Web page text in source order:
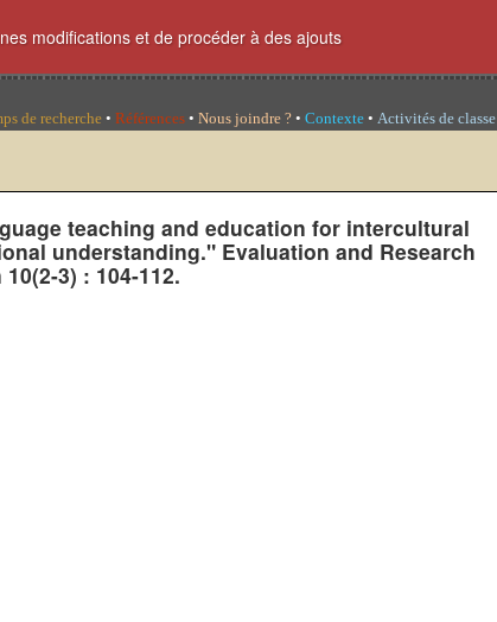
modifications et de procéder à des ajouts
de recherche• Références • Nous joindre ? • Contexte • Activités de classe
teaching and education for intercultural
understanding." Evaluation and Research
3) : 104-112.